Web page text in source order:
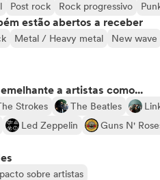
Post rock Rock progressivo
estão abertos a receber
Metal / Heavy metal New wave
a artistas como...
Strokes The Beatles
Led Zeppelin Guns N'
sobre artistas